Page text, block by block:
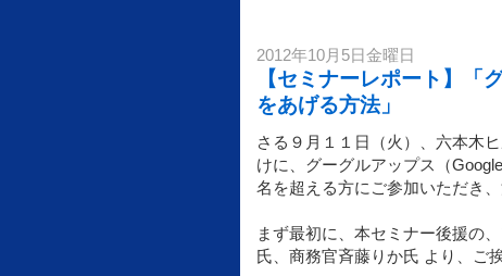
2012年10月5日金曜日
【セミナーレポート】
をあげる方法」
さる９月１１日（火）、六本木
けに、グーグルアップス（
名を超える方にご参加いただき、
まず最初に、本セミナー後援の
氏、商務官斉藤りか氏 より、ご